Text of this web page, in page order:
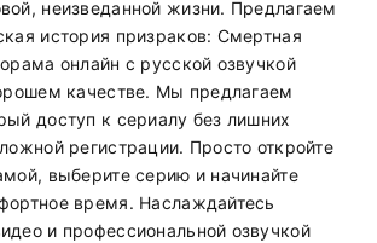
неизведанной жизни. Предлагаем
история призраков: Смертная
онлайн с русской озвучкой
качестве. Мы предлагаем
доступ к сериалу без лишних
регистрации. Просто откройте
выберите серию и начинайте
время. Наслаждайтесь
и профессиональной озвучкой